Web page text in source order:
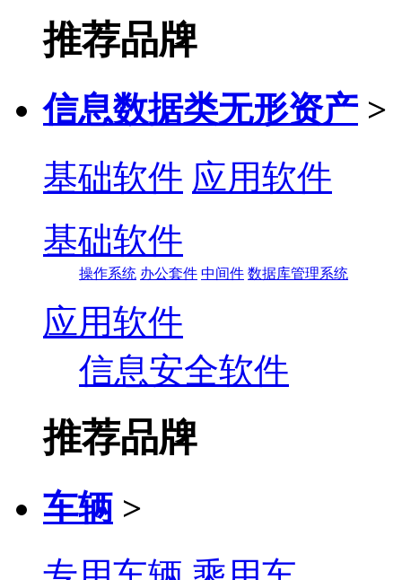
推荐品牌
信息数据类无形资产 >
基础软件 应用软件
基础软件
操作系统 办公套件 中间件 数据库管理系统
应用软件
信息安全软件
推荐品牌
车辆 >